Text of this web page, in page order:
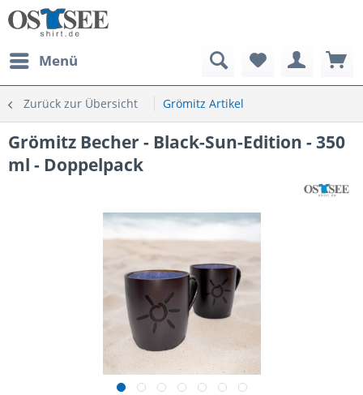
Menü
Zurück zur Übersicht Grömitz Artikel
Grömitz Becher - Black-Sun-Edition - 350
ml - Doppelpack